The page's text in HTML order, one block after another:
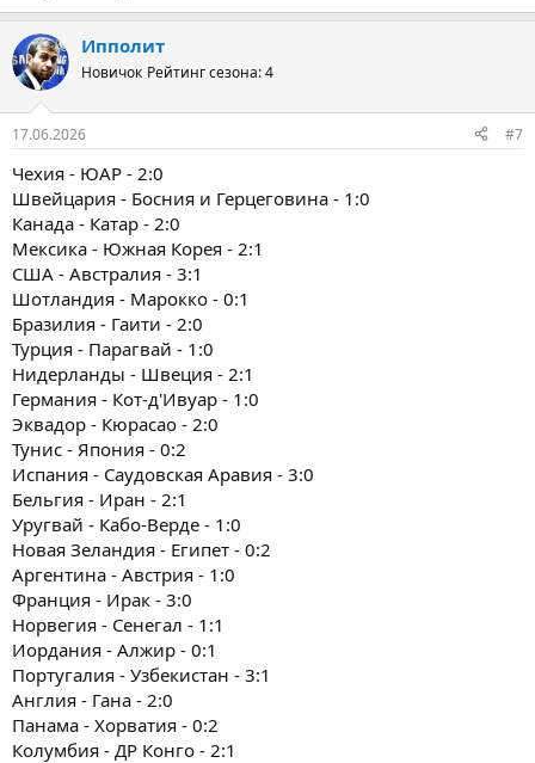
Ипполит
Новичок Рейтинг сезона: 4
17.06.2026 #7
Чехия - ЮАР - 2:0
Швейцария - Босния и Герцеговина - 1:0
Канада - Катар - 2:0
Мексика - Южная Корея - 2:1
США - Австралия - 3:1
Шотландия - Марокко - 0:1
Бразилия - Гаити - 2:0
Турция - Парагвай - 1:0
Нидерланды - Швеция - 2:1
Германия - Кот-д'Ивуар - 1:0
Эквадор - Кюрасао - 2:0
Тунис - Япония - 0:2
Испания - Саудовская Аравия - 3:0
Бельгия - Иран - 2:1
Уругвай - Кабо-Верде - 1:0
Новая Зеландия - Египет - 0:2
Аргентина - Австрия - 1:0
Франция - Ирак - 3:0
Норвегия - Сенегал - 1:1
Иордания - Алжир - 0:1
Португалия - Узбекистан - 3:1
Англия - Гана - 2:0
Панама - Хорватия - 0:2
Колумбия - ДР Конго - 2:1